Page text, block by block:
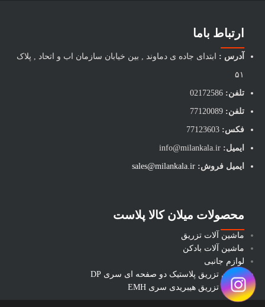
ارتباط باما
آدرس : ابتدای جاده ی دماوند , بین خیابان سازمان اب و اتحاد , پلاک
۵۱
تلفن: 02172586
تلفن:
فکس:
ایمیل:
ایمیل فروش: sales@milankala.ir
محصولات میلان کالا پلاست
ماشین آلات تزریق
ماشین آلات بادکن
لوازم جانبی
ماشین تزریق پلاستیک دو صفحه ای سری DP
ماشین تزریق هیبریدی سری EMH